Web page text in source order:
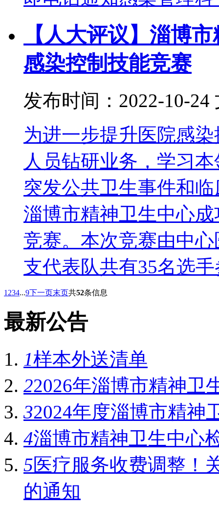
【人大评议】淄博
感染控制技能竞赛
发布时间：2022-10-24
为进一步提升医院感
人员钻研业务，学习
突发公共卫生事件和
淄博市精神卫生中心
竞赛。本次竞赛由中
支代表队共有35名选
1 234...9下一页末页共52条信息
最新公告
1样本外送清单
22026年淄博市精神卫
32024年度淄博市精神
4淄博市精神卫生中心
5医疗服务收费调整！
的通知